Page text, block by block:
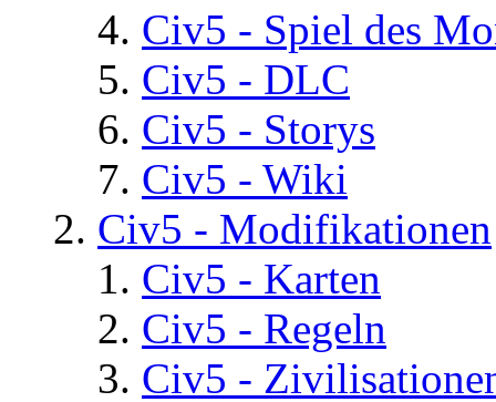
Civ5 - Spiel des
Civ5 - DLC
Civ5 - Storys
Civ5 - Wiki
Civ5 - Modifikationen
Civ5 - Karten
Civ5 - Regeln
Civ5 -